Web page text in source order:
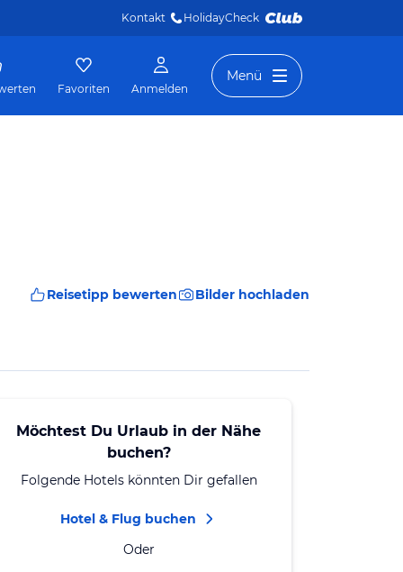
Kontakt HolidayCheck
Favoriten Anmelden
Menü
Reisetipp bewerten Bilder hochladen
Möchtest Du Urlaub in der Nähe
buchen?
Folgende Hotels könnten Dir gefallen
Hotel & Flug buchen
Oder